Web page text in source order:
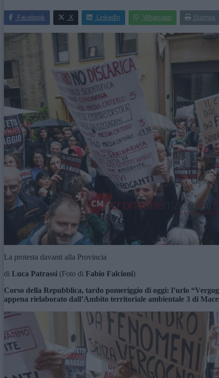
Facebook X LinkedIn Whatsapp Stampa
La protesta davanti alla Provincia
di Luca Patrassi (Foto di Fabio Falcioni)
Corso della Repubblica, tardo pomeriggio di oggi: l’urlo
appena rielaborato dall’Ambito territoriale ambientale 3 di